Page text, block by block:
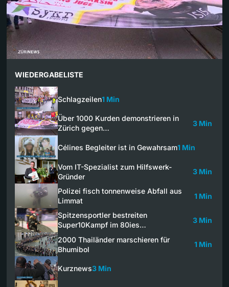
WIEDERGABELISTE
Schlagzeilen1 Min
Über 1000 Kurden demonstrieren in
Zürich gegen…
3 Min
Célines Begleiter ist in Gewahrsam1 Min
Vom IT-Spezialist zum Hilfswerk-
Gründer
3 Min
Polizei fisch tonnenweise Abfall aus
Limmat
1 Min
Spitzensportler bestreiten
Super10Kampf im 80ies…
3 Min
2000 Thailänder marschieren für
Bhumibol
1 Min
Kurznews3 Min